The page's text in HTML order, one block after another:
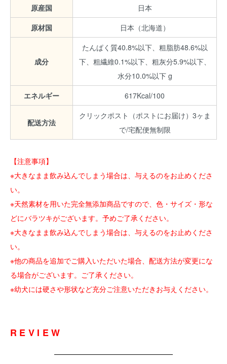
原産国
日本
原材国
日本（北海道）
成分
たんぱく質40.8%以下、粗脂肪48.6%以
下、粗繊維0.1%以下、粗灰分5.9%以下、
水分10.0%以下 g
エネルギー
617Kcal/100
配送方法
クリックポスト（ポストにお届け）3ヶま
で/宅配便無制限
【注意事項】
※大きなまま飲み込んでしまう場合は、与えるのをお止めくださ
い。
※天然素材を用いた完全無添加商品ですので、色・サイズ・形な
どにバラツキがございます。予めご了承ください。
※大きなまま飲み込んでしまう場合は、与えるのをお止めくださ
い。
※他の商品を追加でご購入いただいた場合、配送方法が変更にな
る場合がございます。ご了承ください。
※幼犬には硬さや形状など充分ご注意いただきお与えください。
REVIEW